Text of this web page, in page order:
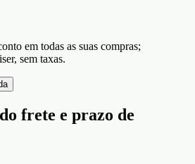
em todas as suas compras;
sem taxas.
frete e prazo de